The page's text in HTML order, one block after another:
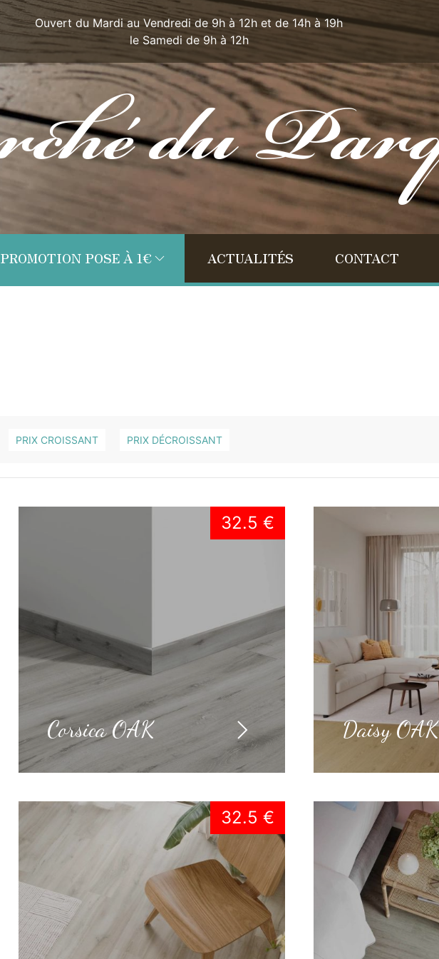
Ouvert du Mardi au Vendredi de 9h à 12h et de 14h à 19h
le Samedi de 9h à 12h
PROMOTION POSE À 1€ ACTUALITÉS CONTACT
PRIX CROISSANT PRIX DÉCROISSANT
32.5 €
Corsica OAK Daisy OAK
32.5 €